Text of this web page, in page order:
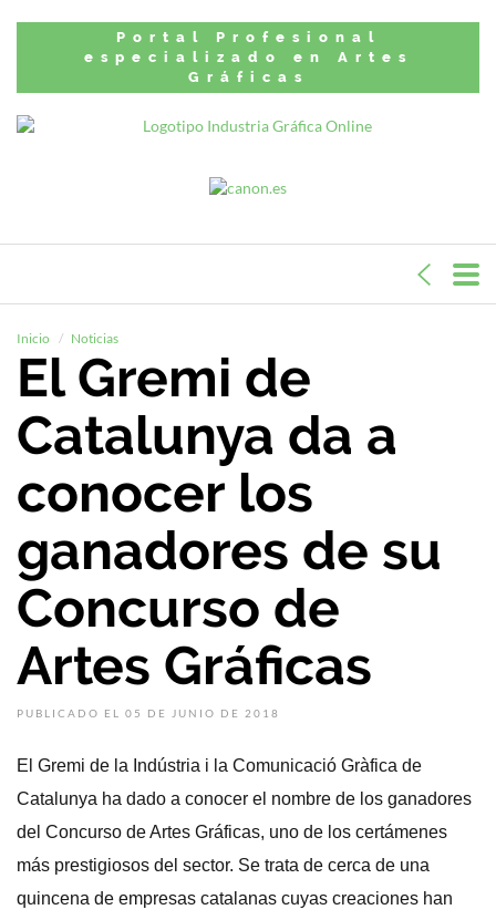
Portal Profesional
especializado en Artes
Gráficas
Inicio Noticias
El Gremi de
Catalunya da a
conocer los
ganadores de su
Concurso de
Artes Gráficas
PUBLICADO EL 05 DE JUNIO DE 2018
El Gremi de la Indústria i la Comunicació Gràfica de
Catalunya ha dado a conocer el nombre de los ganadores
del Concurso de Artes Gráficas, uno de los certámenes
más prestigiosos del sector. Se trata de cerca de una
quincena de empresas catalanas cuyas creaciones han